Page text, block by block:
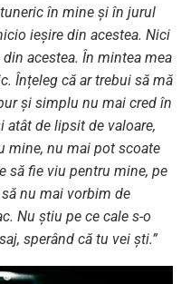
în mine și în jurul
ieșire din acestea. Nici
acestea. În mintea mea
Înțeleg că ar trebui să mă
și simplu nu mai cred în
de lipsit de valoare,
mine, nu mai pot scoate
să fie viu pentru mine, pe
nu mai vorbim de
Nu știu pe ce cale s-o
sperând că tu vei ști.”